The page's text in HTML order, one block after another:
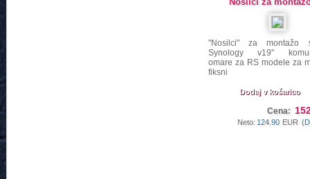
"Nosilci" za montažo
Synology v19"
omare za RS modele za
fiksni
Dodaj v košarico
Cena:
Neto: 124.90 EUR